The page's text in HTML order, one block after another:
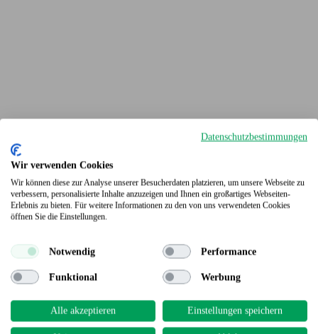
Terrassendielen
Datenschutzbestimmungen
Wir verwenden Cookies
Wir können diese zur Analyse unserer Besucherdaten platzieren, um unsere Webseite zu
verbessern, personalisierte Inhalte anzuzeigen und Ihnen ein großartiges Webseiten-
Erlebnis zu bieten. Für weitere Informationen zu den von uns verwendeten Cookies
öffnen Sie die Einstellungen.
Notwendig Performance
Funktional Werbung
Alle akzeptieren Einstellungen speichern